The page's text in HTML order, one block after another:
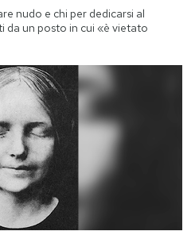
nudo e chi per dedicarsi al
un posto in cui «è vietato